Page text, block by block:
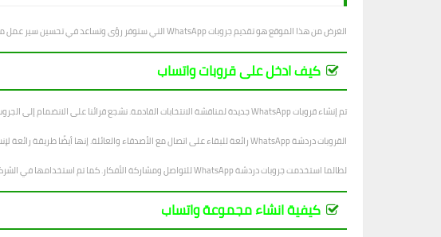
الغرض من هذا الموقع هو تقديم جروبات WhatsApp التي ستوفر رؤى وتساعد في تحسين سير عمل مستخدمينا.
كيف ادخل على قروبات واتساب
تم إنشاء قروبات WhatsApp جديدة لمناقشة الانتخابات القادمة. نشجع قرائنا على الانضمام إلى الجروب والتعبير عن آرائهم.
القروبات دردشة WhatsApp رائعة للبقاء على اتصال مع الأصدقاء والعائلة. إنها أيضًا طريقة رائعة لإنشاء مجتمع. باستخدام كروبات الدردشة ، يمكنك مناقشة أي شيء يتبادر إلى ذهنك. يمكنك أيضًا العثور على أصدقاء لديهم اهتمامات مماثلة.
لطالما استخدمت جروبات دردشة WhatsApp للتواصل ومشاركة الأفكار. كما تم استخدامها في الشركات لإبقاء الموظفين على اطلاع دائم بما يجري. في حين أن لها العديد من الفوائد ، فإنها يمكن أن تكون خطيرة أيضًا إذا لم يتم استخدامها بشكل صحيح.
كيفية انشاء مجموعة واتساب